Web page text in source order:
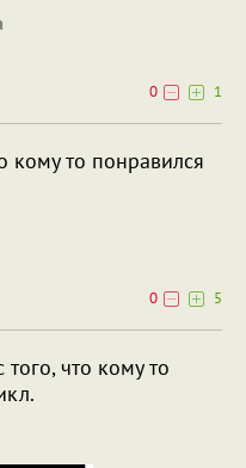
0
1
кому то понравился
0
5
что кому то